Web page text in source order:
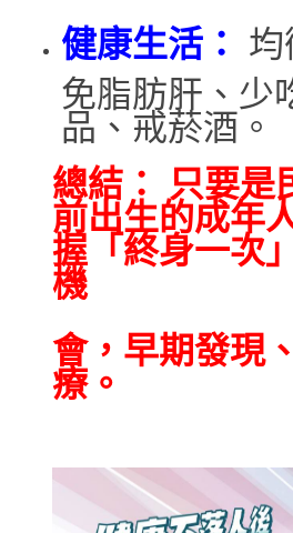
健康生活：
均
免脂肪肝、少
品、戒菸酒。
總結： 只要是
前出生的成年
握「終身一次
機
會，早期發現
療。